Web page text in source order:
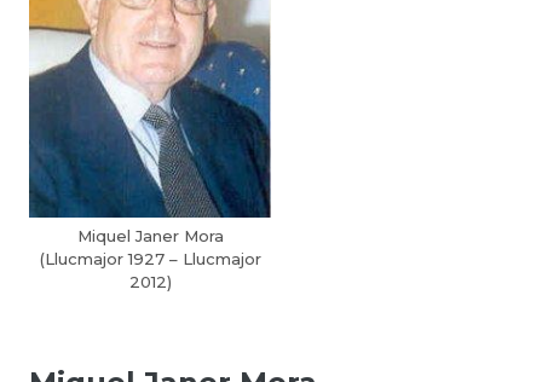
Miquel Janer Mora
(Llucmajor 1927 – Llucmajor
2012)